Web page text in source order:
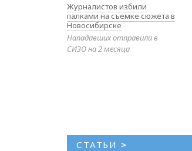
Журналистов избили
палками на съемке сюжета в
Новосибирске
Нападавших отправили в
СИЗО на 2 месяца
СТАТЬИ >